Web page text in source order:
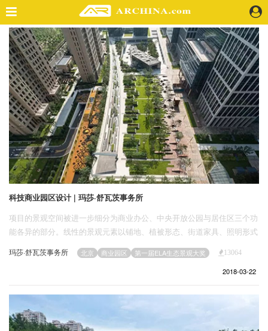
精选案例
建 筑
景 观
室 内
视 频
头条资讯
业 界
机 构
人 物
地 产
快速搜索
企业会员
关于投稿
科技商业园区设计 | 玛莎·舒瓦茨事务所
项目的景观空间被进一步细分为商业办公、中央开放公园与居住区三个功
能各异的部分。线性的景观元素以铺地、植被形态、街道家具、照明形式
与入口构筑物等不同的方式呈现，统一的设计手法营造出多样化的功能与
空间，让人过目难忘。
玛莎·舒瓦茨事务所 北京 商业园区 第一届ELA生态景观大奖 13064
2018-03-22